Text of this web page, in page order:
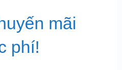
mãi
phí!